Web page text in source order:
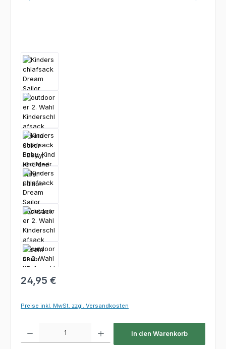
Regulärer Preis:
24,95 €
Preise inkl. MwSt. zzgl. Versandkosten
In den Warenkorb